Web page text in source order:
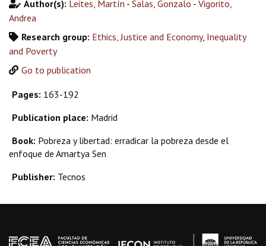
Author(s): Leites, Martín - Salas, Gonzalo - Vigorito,
Andrea
Research group: Ethics, Justice and Economy, Inequality
and Poverty
Go to publication
Pages: 163-192
Publication place: Madrid
Book: Pobreza y libertad: erradicar la pobreza desde el
enfoque de Amartya Sen
Publisher: Tecnos